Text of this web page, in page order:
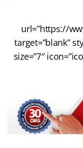
url=”https://
target=”blank”
size=”7″